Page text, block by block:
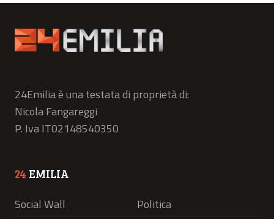
24Emilia è una testata di proprietà di:
Nicola Fangareggi
P. Iva IT02148540350
24 EMILIA
Social Wall
Politica